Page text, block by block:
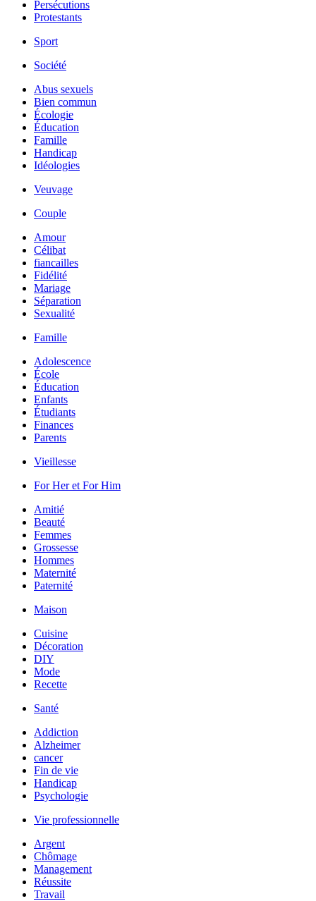
Persécutions
Protestants
Sport
Société
Abus sexuels
Bien commun
Écologie
Éducation
Famille
Handicap
Idéologies
Veuvage
Couple
Amour
Célibat
fiancailles
Fidélité
Mariage
Séparation
Sexualité
Famille
Adolescence
École
Éducation
Enfants
Étudiants
Finances
Parents
Vieillesse
For Her et For Him
Amitié
Beauté
Femmes
Grossesse
Hommes
Maternité
Paternité
Maison
Cuisine
Décoration
DIY
Mode
Recette
Santé
Addiction
Alzheimer
cancer
Fin de vie
Handicap
Psychologie
Vie professionnelle
Argent
Chômage
Management
Réussite
Travail